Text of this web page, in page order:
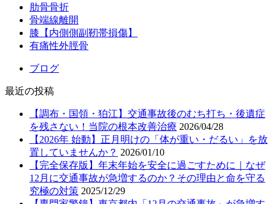
肋骨骨折
骨端線離開
膝【内側側副靭帯損傷】
有痛性外脛骨
ブログ
最近の投稿
【調布・国領・狛江】交通事故後のむち打ち・後遺症
を残さない！当院の根本改善治療 2026/04/28
【2026年 始動】正月明けの「体が重い・だるい」を放
置していませんか？ 2026/01/10
【完全保存版】年末年始を安全に過ごすために｜なぜ
12月に交通事故が急増するのか？その理由と命を守る
究極の対策 2025/12/29